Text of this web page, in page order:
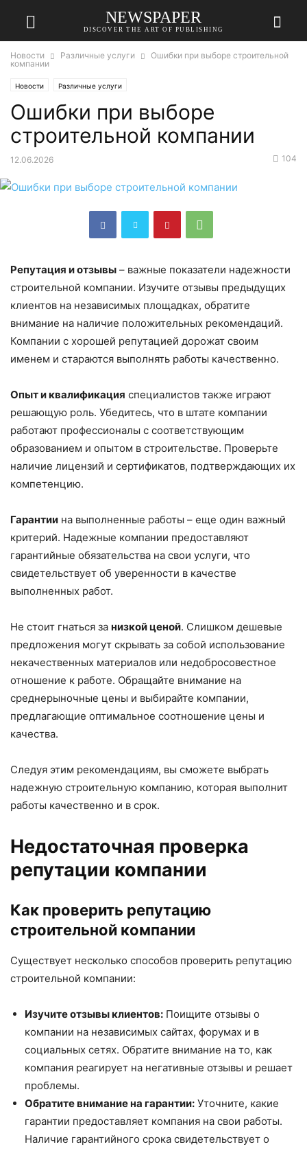
NEWSPAPER
DISCOVER THE ART OF PUBLISHING
Новости Различные услуги
Ошибки при выборе строительной
компании
Новости Различные услуги
Ошибки при выборе
строительной компании
12.06.2026 104
Репутация и отзывы – важные показатели надежности
строительной компании. Изучите отзывы предыдущих
клиентов на независимых площадках, обратите
внимание на наличие положительных рекомендаций.
Компании с хорошей репутацией дорожат своим
именем и стараются выполнять работы качественно.
Опыт и квалификация специалистов также играют
решающую роль. Убедитесь, что в штате компании
работают профессионалы с соответствующим
образованием и опытом в строительстве. Проверьте
наличие лицензий и сертификатов, подтверждающих их
компетенцию.
Гарантии на выполненные работы – еще один важный
критерий. Надежные компании предоставляют
гарантийные обязательства на свои услуги, что
свидетельствует об уверенности в качестве
выполненных работ.
Не стоит гнаться за низкой ценой. Слишком дешевые
предложения могут скрывать за собой использование
некачественных материалов или недобросовестное
отношение к работе. Обращайте внимание на
среднерыночные цены и выбирайте компании,
предлагающие оптимальное соотношение цены и
качества.
Следуя этим рекомендациям, вы сможете выбрать
надежную строительную компанию, которая выполнит
работы качественно и в срок.
Недостаточная проверка
репутации компании
Как проверить репутацию
строительной компании
Существует несколько способов проверить репутацию
строительной компании:
Изучите отзывы клиентов: Поищите отзывы о
компании на независимых сайтах, форумах и в
социальных сетях. Обратите внимание на то, как
компания реагирует на негативные отзывы и решает
проблемы.
Обратите внимание на гарантии: Уточните, какие
гарантии предоставляет компания на свои работы.
Наличие гарантийного срока свидетельствует о